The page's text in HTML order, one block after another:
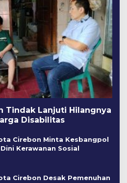
Tindak Lanjuti Hilangnya
Disabilitas
Cirebon Minta Kesbangpol
Kerawanan Sosial
Cirebon Desak Pemenuhan